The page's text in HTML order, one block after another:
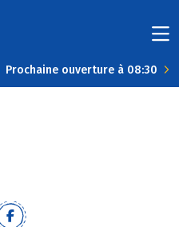
Prochaine ouverture à 08:30